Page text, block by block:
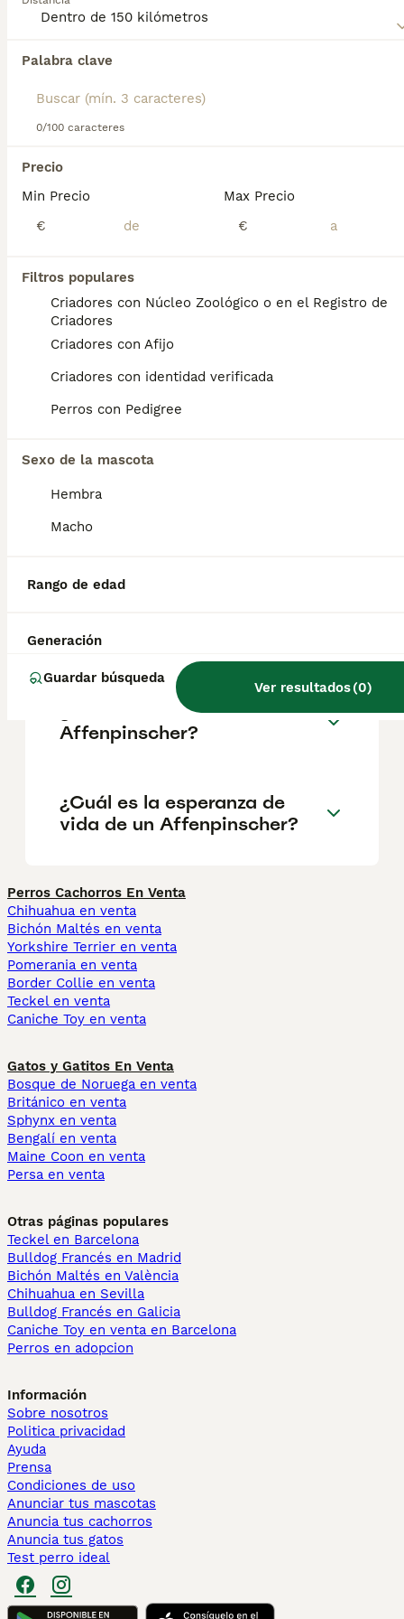
Palabra clave
0/100 caracteres
Precio
Min Precio
€
Max Precio
€
Filtros populares
Criadores con Núcleo Zoológico o en el Registro de
Criadores
Criadores con Afijo
Criadores con identidad verificada
Perros con Pedigree
Sexo de la mascota
Hembra
Macho
Rango de edad
Generación
Guardar búsqueda
Ver resultados(0)
perro.Encontramos 0 Affenpinscher Perros en
Si deseas exactamente esta búsqueda guarda tu
búsqueda y espera el resultado perfecto:
Preguntas frecuentes
¿Cuánto cuesta un cachorro
de Affenpinscher?
El coste medio de un cachorro de
Affenpinscher en España es de
aproximadamente 428€, aunque los precios
pueden variar según factores como el
¿Cómo es el carácter de
Affenpinscher?
Affenpinscher?
¿Qué tamaño tiene un
Affenpinscher?
¿Cuál es la esperanza de
vida de un Affenpinscher?
Perros Cachorros En Venta
Chihuahua en venta
Bichón Maltés en venta
Yorkshire Terrier en venta
Pomerania en venta
Border Collie en venta
Teckel en venta
Caniche Toy en venta
Gatos y Gatitos En Venta
Bosque de Noruega en venta
Británico en venta
Sphynx en venta
Bengalí en venta
Maine Coon en venta
Persa en venta
Otras páginas populares
Teckel en Barcelona
Bulldog Francés en Madrid
Bichón Maltés en València
Chihuahua en Sevilla
Bulldog Francés en Galicia
Caniche Toy en venta en Barcelona
Perros en adopcion
Información
Sobre nosotros
Politica privacidad
Ayuda
Prensa
Condiciones de uso
Anunciar tus mascotas
Anuncia tus cachorros
Anuncia tus gatos
Test perro ideal